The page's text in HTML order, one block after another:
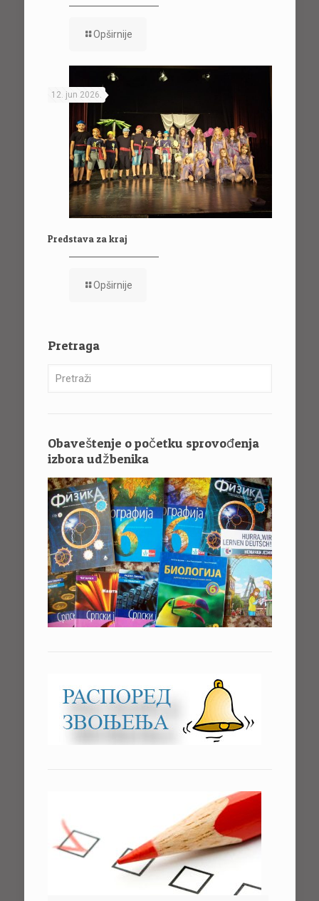
Opširnije
12. jun 2026.
Predstava za kraj
Opširnije
Pretraga
Obaveštenje o početku sprovođenja
izbora udžbenika